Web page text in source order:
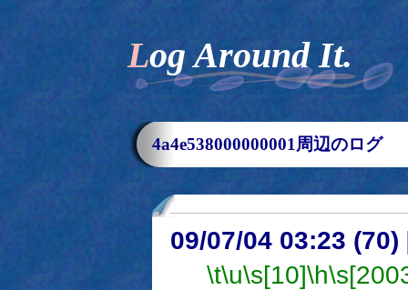
Log Around It.
4a4e538000000001周辺のログ
09/07/04 03:23 (70)
\t\u\s[10]\h